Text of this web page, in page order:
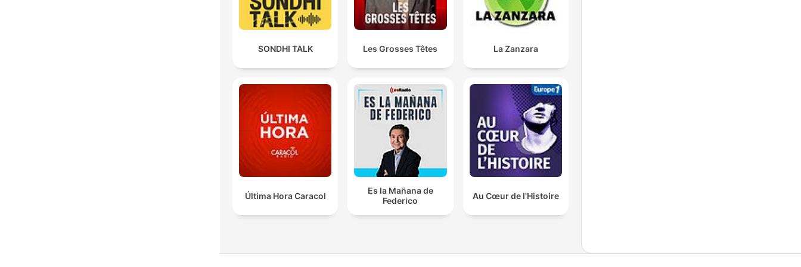
SONDHI TALK Les Grosses Têtes La Zanzara
Última Hora Caracol
Es la Mañana de
Federico
Au Cœur de l'Histoire